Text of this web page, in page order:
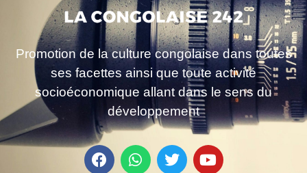
Promotion de la culture congolaise dans toutes
ses facettes ainsi que toute activité
socioéconomique allant dans le sens du
développement